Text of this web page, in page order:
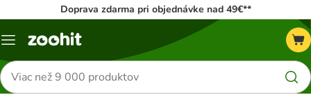
Doprava zdarma pri objednávke nad 49€**
Kategórie
Hľadať
produkty